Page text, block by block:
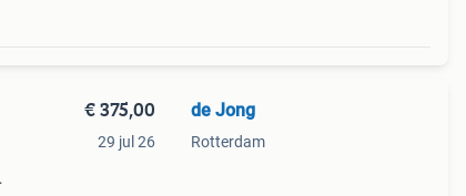
€ 375,00
29 jul 26
de Jong
Rotterdam